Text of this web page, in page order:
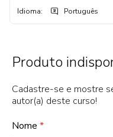
Idioma: Português
Produto
Cadastre-se e mostre
autor(a) deste curso!
Nome *